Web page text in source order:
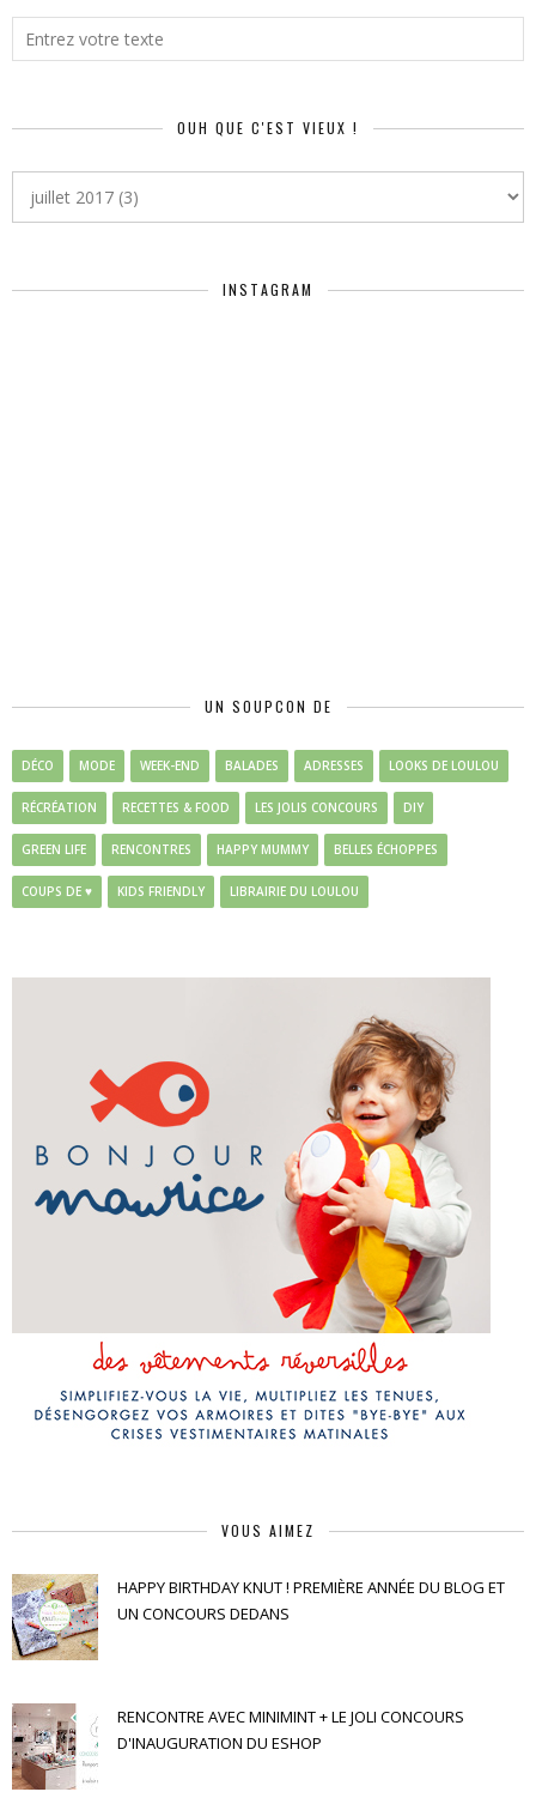
OUH QUE C'EST VIEUX !
INSTAGRAM
UN SOUPCON DE
DÉCO MODE WEEK-END BALADES ADRESSES LOOKS DE LOULOU
RÉCRÉATION RECETTES & FOOD LES JOLIS CONCOURS DIY
GREEN LIFE RENCONTRES HAPPY MUMMY BELLES ÉCHOPPES
COUPS DE ♥ KIDS FRIENDLY LIBRAIRIE DU LOULOU
VOUS AIMEZ
HAPPY BIRTHDAY KNUT ! PREMIÈRE ANNÉE DU BLOG ET
UN CONCOURS DEDANS
RENCONTRE AVEC MINIMINT + LE JOLI CONCOURS
D'INAUGURATION DU ESHOP